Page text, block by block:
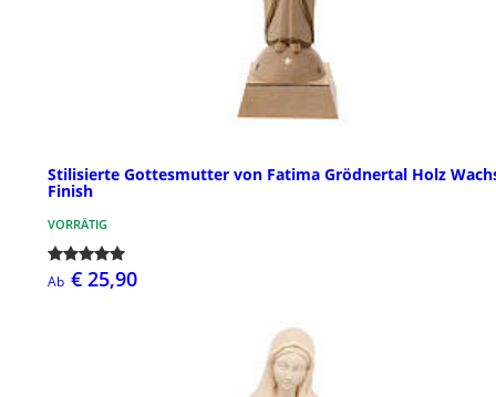
Stilisierte Gottesmutter von Fatima Grödnertal Holz
Finish
VORRÄTIG
Ab € 25,90